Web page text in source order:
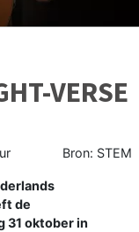
VERSE
Bron: STEM
de
31 oktober in